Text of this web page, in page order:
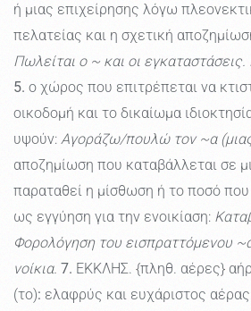
ή μιας επιχείρησης λόγω
πελατείας και η σχετική
Πωλείται ο ~ και οι
5. ο χώρος που επιτρέπεται να
οικοδομή και το δικαίωμα
υψούν: Αγοράζω/πουλώ τον ~α
αποζημίωση που καταβάλλεται σε
παραταθεί η μίσθωση ή το ποσό
ως εγγύηση για την ενοικίαση:
Φορολόγηση του εισπραττόμενου
νοίκια. 7. ΕΚΚΛΗΣ. {πληθ. αέρες}
(το): ελαφρύς και ευχάριστος